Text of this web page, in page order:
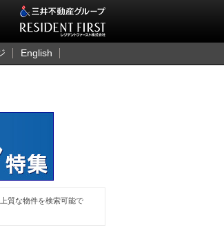
English
質な物件を検索可能で